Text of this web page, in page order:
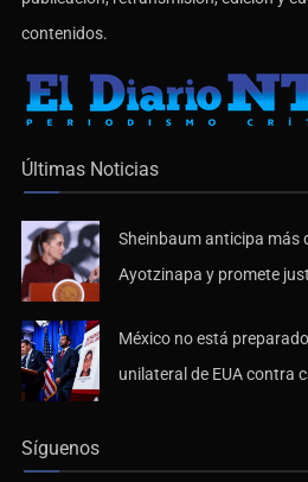
contenidos.
Últimas Noticias
Sheinbaum anticipa más
Ayotzinapa y promete
México no está
unilateral de EUA contra
Síguenos